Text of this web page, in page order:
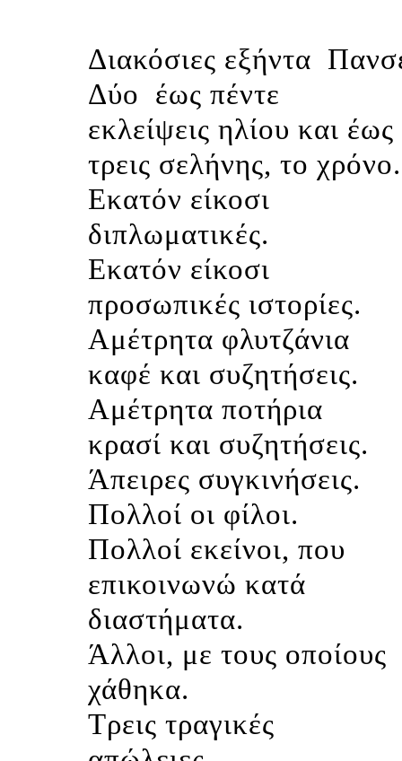
Διακόσιες εξήντα
Δύο έως πέντε
εκλείψεις ηλίου και έως
τρεις σελήνης, το χρόνο.
Εκατόν είκοσι
διπλωματικές.
Εκατόν είκοσι
προσωπικές ιστορίες.
Αμέτρητα φλυτζάνια
καφέ και συζητήσεις.
Αμέτρητα ποτήρια
κρασί και συζητήσεις.
Άπειρες συγκινήσεις.
Πολλοί οι φίλοι.
Πολλοί εκείνοι, που
επικοινωνώ κατά
διαστήματα.
Άλλοι, με τους οποίους
χάθηκα.
Τρεις τραγικές